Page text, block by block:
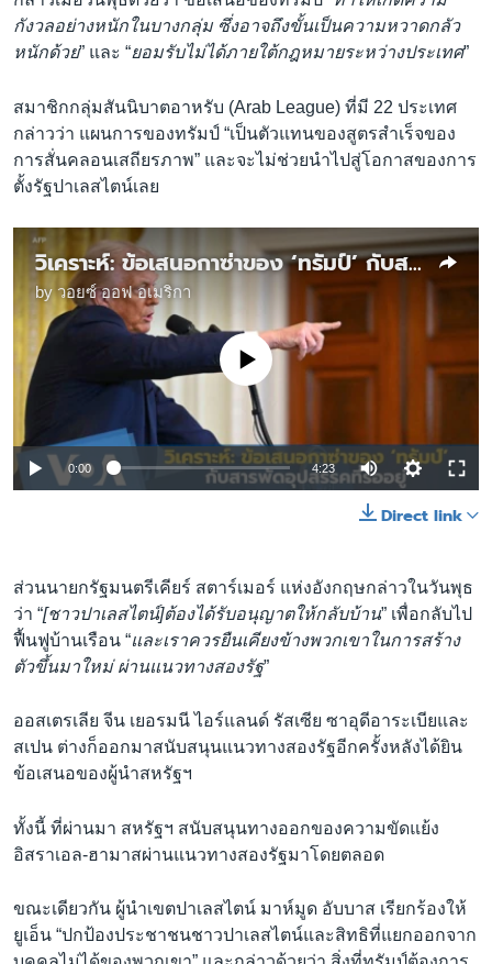
กังวลอย่างหนักในบางกลุ่ม ซึ่งอาจถึงขั้นเป็นความหวาดกลัว
หนักด้วย” และ “ยอมรับไม่ได้ภายใต้กฎหมายระหว่างประเทศ”
สมาชิกกลุ่มสันนิบาตอาหรับ (Arab League) ที่มี 22 ประเทศ
กล่าวว่า แผนการของทรัมป์ “เป็นตัวแทนของสูตรสำเร็จของ
การสั่นคลอนเสถียรภาพ” และจะไม่ช่วยนำไปสู่โอกาสของการ
ตั้งรัฐปาเลสไตน์เลย
วิเคราะห์: ข้อเสนอกาซ่าของ ‘ทรัมป์’ กับสารพัดอุปสรรคที่รออยู่
byวอยซ์ ออฟ อเมริกา
Auto 240p 360p 480p
1080p
No media source currently available
0:00 4:23 Auto
480p
720p
Direct link
ส่วนนายกรัฐมนตรีเคียร์ สตาร์เมอร์ แห่งอังกฤษกล่าวในวันพุธ
ว่า “[ชาวปาเลสไตน์]ต้องได้รับอนุญาตให้กลับบ้าน” เพื่อกลับไป
ฟื้นฟูบ้านเรือน “และเราควรยืนเคียงข้างพวกเขาในการสร้าง
ตัวขึ้นมาใหม่ ผ่านแนวทางสองรัฐ”
ออสเตรเลีย จีน เยอรมนี ไอร์แลนด์ รัสเซีย ซาอุดีอาระเบียและ
สเปน ต่างก็ออกมาสนับสนุนแนวทางสองรัฐอีกครั้งหลังได้ยิน
ข้อเสนอของผู้นำสหรัฐฯ
ทั้งนี้ ที่ผ่านมา สหรัฐฯ สนับสนุนทางออกของความขัดแย้ง
อิสราเอล-ฮามาสผ่านแนวทางสองรัฐมาโดยตลอด
ขณะเดียวกัน ผู้นำเขตปาเลสไตน์ มาห์มูด อับบาส เรียกร้องให้
ยูเอ็น “ปกป้องประชาชนชาวปาเลสไตน์และสิทธิที่แยกออกจาก